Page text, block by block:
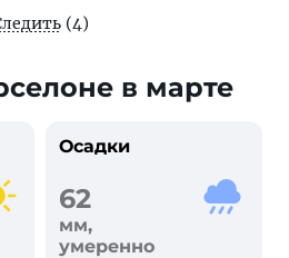
(4)
в марте
Осадки
62
мм,
умеренно